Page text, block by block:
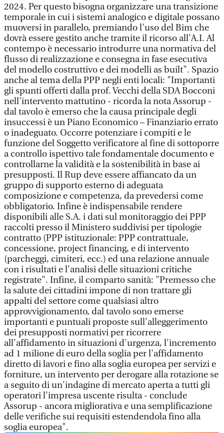
2024. Per questo bisogna organizzare una transizione
temporale in cui i sistemi analogico e digitale possano
muoversi in parallelo, premiando l'uso del Bim che
dovrà essere gestito anche tramite il ricorso all'A.I. Al
contempo è necessario introdurre una normativa del
flusso di realizzazione e consegna in fase esecutiva
del modello costruttivo e dei modelli as built". Spazio
anche al tema della PPP negli enti locali: "Importanti
gli spunti offerti dalla prof. Vecchi della SDA Bocconi
nell'intervento mattutino - ricorda la nota Assorup -
dal tavolo è emerso che la causa principale degli
insuccessi è un Piano Economico – Finanziario errato
o inadeguato. Occorre potenziare i compiti e le
funzione del Soggetto verificatore al fine di sottoporre
a controllo ispettivo tale fondamentale documento e
controllarne la validità e la sostenibilità in base ai
presupposti. Il Rup deve essere affiancato da un
gruppo di supporto esterno di adeguata
composizione e competenza, da prevedersi come
obbligatorio. Infine è indispensabile rendere
disponibili alle S.A. i dati sul monitoraggio dei PPP
raccolti presso il Ministero suddivisi per tipologie
contratto (PPP istituzionale: PPP contrattuale,
concessione, project financing, e di intervento
(parcheggi, cimiteri, ecc.) ed una relazione annuale
con i risultati e l'analisi delle situazioni critiche
registrate". Infine, il comparto sanità: "Premesso che
la salute dei cittadini impone di non trattare gli
appalti del settore come qualsiasi altro
approvvigionamento, dal tavolo sono emerse
importanti e puntuali proposte sull'alleggerimento
dei presupposti normativi per ricorrere
all'affidamento in situazioni d'urgenza, l'incremento
ad 1 milione di euro della soglia per l'affidamento
diretto di lavori e fino alla soglia europea per servizi e
forniture, un intervento per derogare alla rotazione se
a seguito di un'indagine di mercato aperta a tutti gli
operatori l'impresa uscente risulta - conclude
Assorup - ancora migliorativa e una semplificazione
delle verifiche sui requisiti estendendola fino alla
soglia europea".